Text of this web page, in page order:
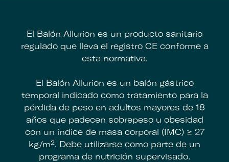
El Balón Allurion es un producto sanitario
regulado que lleva el registro CE conforme a
esta normativa.
El Balón Allurion es un balón gástrico
temporal indicado como tratamiento para la
pérdida de peso en adultos mayores de 18
años que padecen sobrepeso u obesidad
con un índice de masa corporal (IMC) ≥ 27
kg/m². Debe utilizarse como parte de un
programa de nutrición supervisado.